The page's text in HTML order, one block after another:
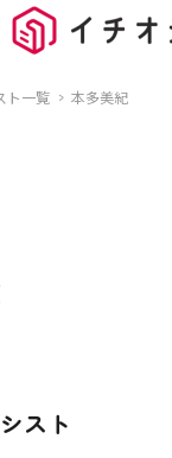
ト一覧 本多美紀
スト